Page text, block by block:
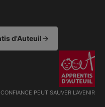
d'Auteuil
PEUT SAUVER L'AVENIR